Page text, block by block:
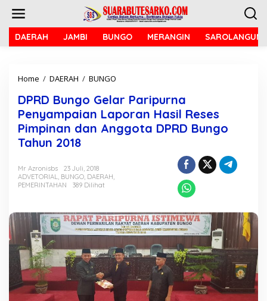
DAERAH JAMBI BUNGO MERANGIN SAROLANGUN
Home / DAERAH / BUNGO
R
D
B
u
r
P
a
r
i
p
DPRD Bungo Gelar Paripurna
Penyampaian Laporan Hasil Reses
Pimpinan dan Anggota DPRD Bungo
Tahun 2018
Mr Azronisbs
23 Juli, 2018
ADVETORIAL, BUNGO, DAERAH,
PEMERINTAHAN
389 Dilihat